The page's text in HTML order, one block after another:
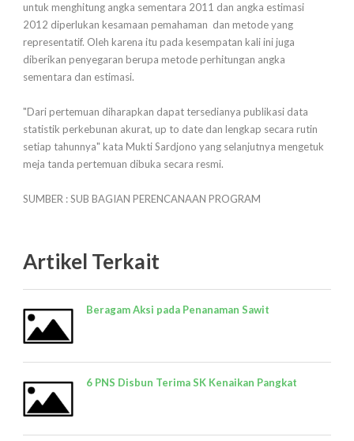
untuk menghitung angka sementara 2011 dan angka estimasi
2012 diperlukan kesamaan pemahaman dan metode yang
representatif. Oleh karena itu pada kesempatan kali ini juga
diberikan penyegaran berupa metode perhitungan angka
sementara dan estimasi.
"Dari pertemuan diharapkan dapat tersedianya publikasi data
statistik perkebunan akurat, up to date dan lengkap secara rutin
setiap tahunnya" kata Mukti Sardjono yang selanjutnya mengetuk
meja tanda pertemuan dibuka secara resmi.
SUMBER : SUB BAGIAN PERENCANAAN PROGRAM
Artikel Terkait
Beragam Aksi pada Penanaman Sawit
6 PNS Disbun Terima SK Kenaikan Pangkat